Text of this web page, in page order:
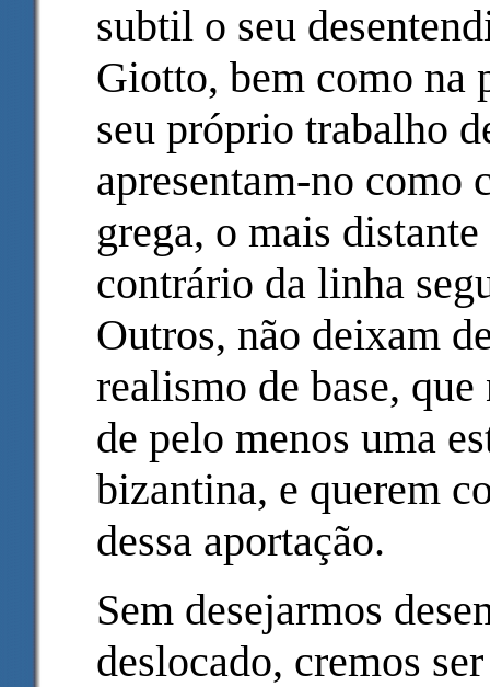
subtil o seu
Giotto, bem como na
seu próprio trabalho
apresentam-no como
grega, o mais
contrário da linha
Outros, não deixam
realismo de base,
de pelo menos uma
bizantina, e querem
dessa aportação.
Sem desejarmos
deslocado, cremos